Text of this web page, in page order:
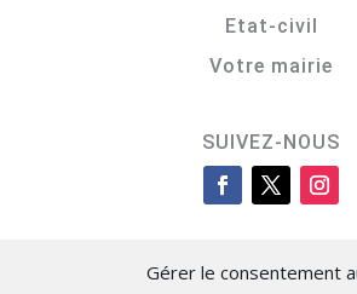
Gérer le consentement
Etat-civil
Votre mairie
SUIVEZ-NOUS